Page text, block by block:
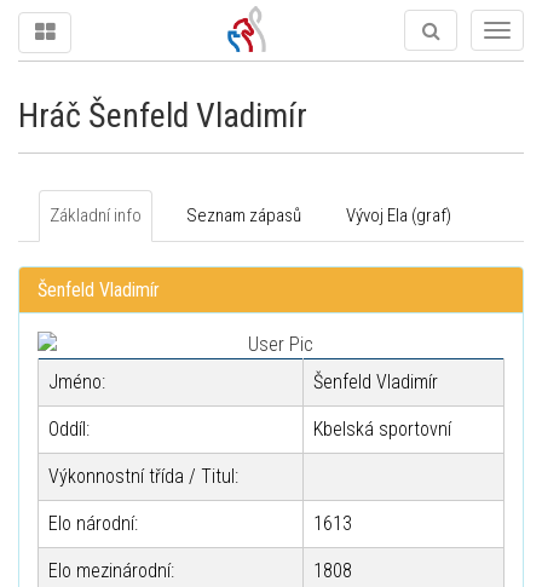
Hráč Šenfeld Vladimír
Základní info Seznam zápasů Vývoj Ela (graf)
Šenfeld Vladimír
Jméno: Šenfeld Vladimír
Oddíl: Kbelská sportovní
Výkonnostní třída / Titul:
Elo národní: 1613
Elo mezinárodní: 1808